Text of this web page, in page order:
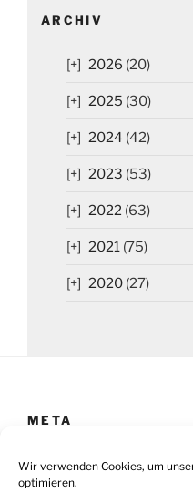
Wir verwenden Cookies, um
optimieren.
ARCHIV
2026 (20)
2025 (30)
2024 (42)
2023 (53)
2022 (63)
2021 (75)
2020 (27)
META
Impressum